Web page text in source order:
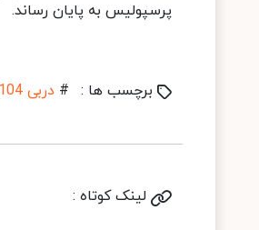
پرسپولیس به پایان رساند.
برچسب ها : # دربی 104
لینک کوتاه :